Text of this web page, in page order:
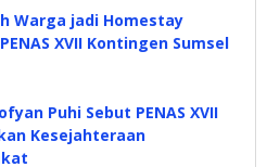
Warga jadi Homestay
XVII Kontingen Sumsel
Puhi Sebut PENAS XVII
Kesejahteraan